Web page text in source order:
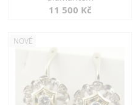
11 500 Kč
NOVÉ